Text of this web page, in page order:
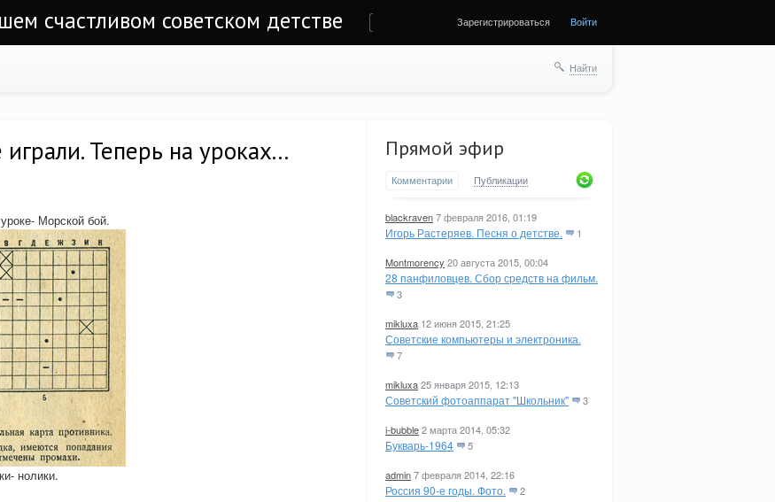
счастливом советском детстве Зарегистрироваться Войти
Найти
Прямой эфир
Комментарии Публикации
blackraven7 февраля 2016, 01:19
Игорь Растеряев. Песня о детстве. 1
Montmorency 20 августа 2015, 00:04
28 панфиловцев. Сбор средств на фильм.
3
mikluxa 12 июня 2015, 21:25
Советские компьютеры и электроника.
7
mikluxa25 января 2015, 12:13
Советский фотоаппарат "Школьник" 3
i-bubble2 марта 2014, 05:32
Букварь-1964 5
admin7 февраля 2014, 22:16
Россия 90-е годы. Фото. 2
Теперь на уроках...
Морской бой.
нолики.